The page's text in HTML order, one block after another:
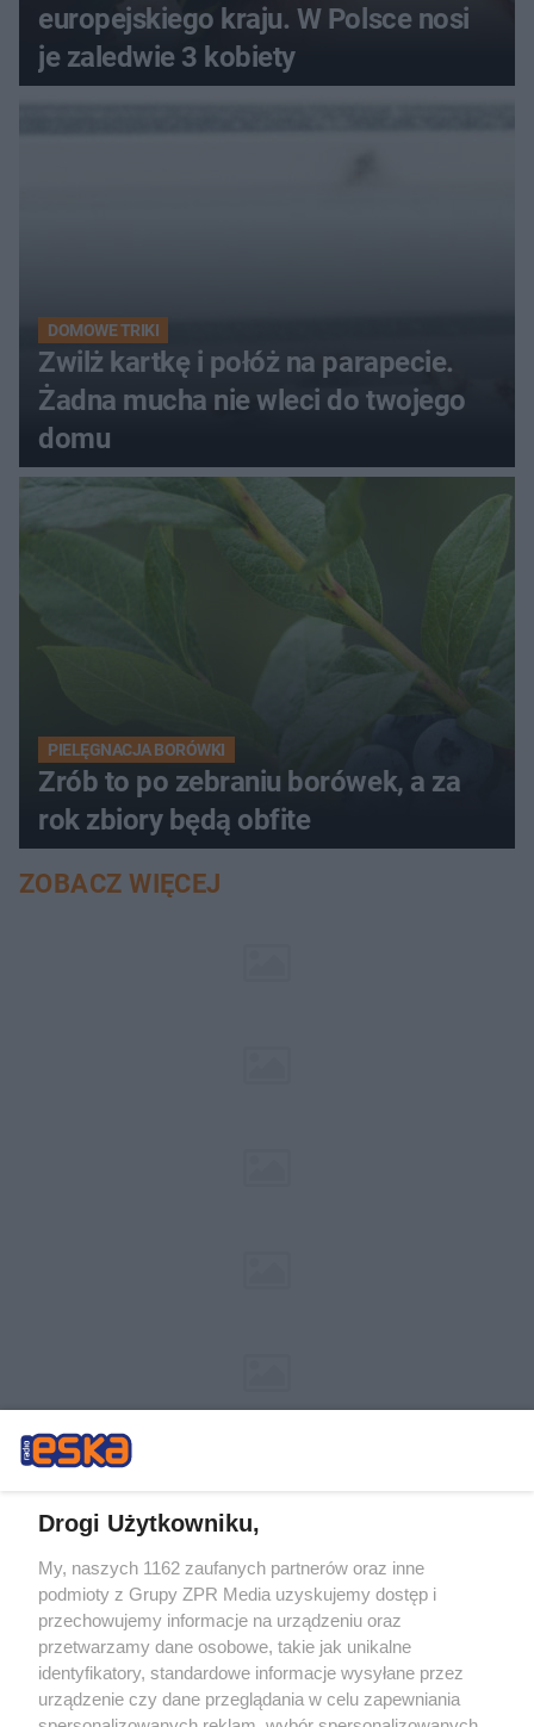
europejskiego kraju. W Polsce nosi
je zaledwie 3 kobiety
DOMOWE TRIKI
Zwilż kartkę i połóż na parapecie.
Żadna mucha nie wleci do twojego
domu
PIELĘGNACJA BORÓWKI
Zrób to po zebraniu borówek, a za
rok zbiory będą obfite
ZOBACZ WIĘCEJ
Żaden utwór zamieszczony w serwisie nie może być powielany i
rozpowszechniany lub dalej rozpowszechniany w jakikolwiek sposób (w
tym także elektroniczny lub mechaniczny) na jakimkolwiek polu
eksploatacji w jakiejkolwiek formie, włącznie z umieszczaniem w Internecie
bez pisemnej zgody właściciela praw. Jakiekolwiek użycie lub
wykorzystanie utworów w całości lub w części z naruszeniem prawa, tzn.
bez właściwej zgody, jest zabronione pod groźbą kary i może być ścigane
prawnie.
Drogi Użytkowniku,
My, naszych 1162 zaufanych partnerów oraz inne
podmioty z Grupy ZPR Media uzyskujemy dostęp i
przechowujemy informacje na urządzeniu oraz
przetwarzamy dane osobowe, takie jak unikalne
identyfikatory, standardowe informacje wysyłane przez
urządzenie czy dane przeglądania w celu zapewniania